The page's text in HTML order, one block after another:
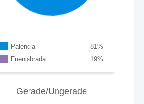
Palencia %
81
Fuenlabrada
%
19
Gerade/Ungerade